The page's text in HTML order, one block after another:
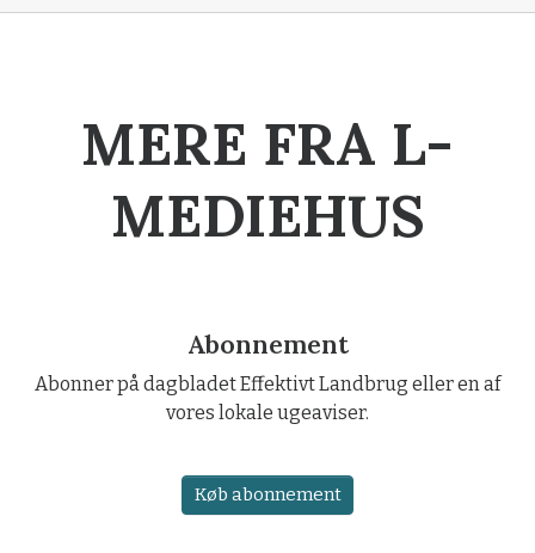
MERE FRA L-
MEDIEHUS
Abonnement
Abonner på dagbladet Effektivt Landbrug eller en af
vores lokale ugeaviser.
Køb abonnement